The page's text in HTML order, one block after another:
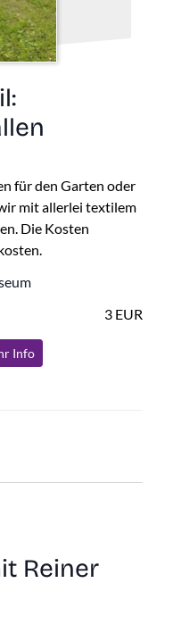
für den Garten oder
mit allerlei textilem
Die Kosten
3 EUR
Info
Reiner